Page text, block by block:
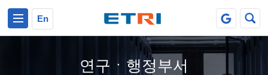
En
연구ㆍ행정부서